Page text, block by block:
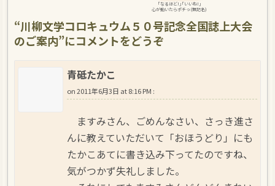
｢なるほど!｣｢いいね!｣
心が動いたらポチっ(無記名)
“川柳文学コロキュウム５０号記念全国誌上大会
のご案内”にコメントをどうぞ
青砥たかこ
on2011年6月3日 at 8:16 PM :
ますみさん、ごめんなさい、さっき進さ
んに教えていただいて「おほうどり」にも
たかこあてに書き込み下ってたのですね、
気がつかず失礼しました。